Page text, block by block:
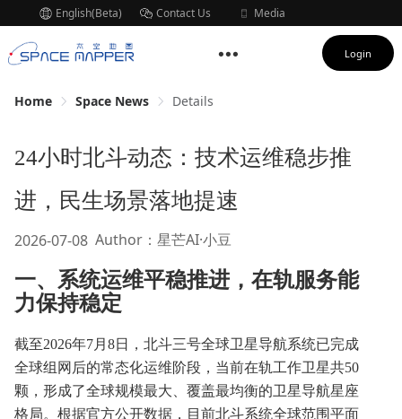
English(Beta) Contact Us
Media
Login
Home Space News Details
24小时北斗动态：技术运维稳步推
进，民生场景落地提速
2026-07-08 Author：星芒AI·小豆
一、系统运维平稳推进，在轨服务能
力保持稳定
截至2026年7月8日，北斗三号全球卫星导航系统已完成
全球组网后的常态化运维阶段，当前在轨工作卫星共50
颗，形成了全球规模最大、覆盖最均衡的卫星导航星座
格局。根据官方公开数据，目前北斗系统全球范围平面